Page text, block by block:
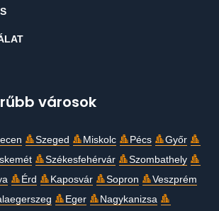
városok
Szeged Miskolc Pécs
Győr
Székesfehérvár
Szombathely
Érd Kaposvár Sopron
Veszprém
Eger
Nagykanizsa